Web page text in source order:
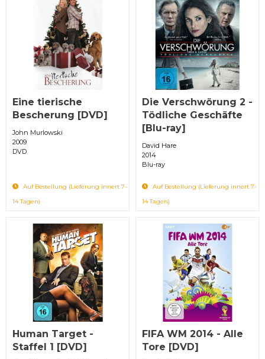
Eine tierische
Bescherung [DVD]
John Murlowski
2009
DVD
Auf Bestellung (Lieferung innert 7-
14 Tagen)
Die Verschwörung 2 -
Tödliche Geschäfte
[Blu-ray]
David Hare
2014
Blu-ray
Auf Bestellung (Lieferung innert 7-
14 Tagen)
Human Target -
Staffel 1 [DVD]
FIFA WM 2014 - Alle
Tore [DVD]